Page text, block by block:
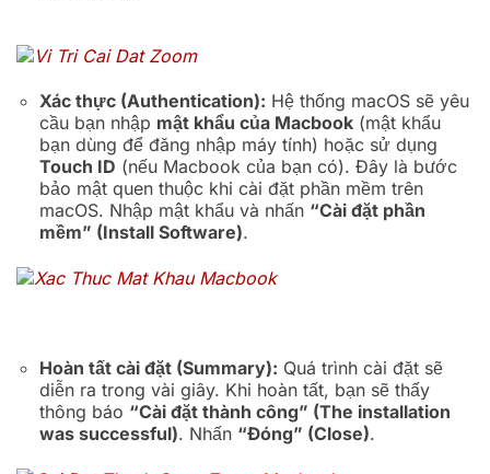
Xác thực (Authentication): Hệ thống macOS sẽ yêu
cầu bạn nhập mật khẩu của Macbook(mật khẩu
bạn dùng để đăng nhập máy tính) hoặc sử dụng
Touch ID (nếu Macbook của bạn có). Đây là bước
bảo mật quen thuộc khi cài đặt phần mềm trên
macOS. Nhập mật khẩu và nhấn “Cài đặt phần
mềm” (Install Software).
Hoàn tất cài đặt (Summary): Quá trình cài đặt sẽ
diễn ra trong vài giây. Khi hoàn tất, bạn sẽ thấy
thông báo “Cài đặt thành công” (The installation
was successful). Nhấn “Đóng” (Close).